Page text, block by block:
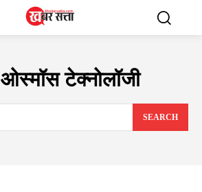
ओस्मॉस टेक्नोलॉजी
SEARCH